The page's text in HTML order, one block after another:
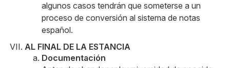
algunos casos tendrán que someterse a un
proceso de conversión al sistema de notas
español.
AL FINAL DE LA ESTANCIA
Documentación